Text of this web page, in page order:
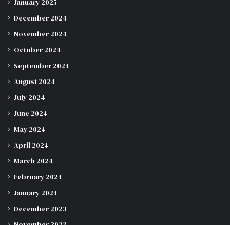
January 2025
December 2024
November 2024
October 2024
September 2024
August 2024
July 2024
June 2024
May 2024
April 2024
March 2024
February 2024
January 2024
December 2023